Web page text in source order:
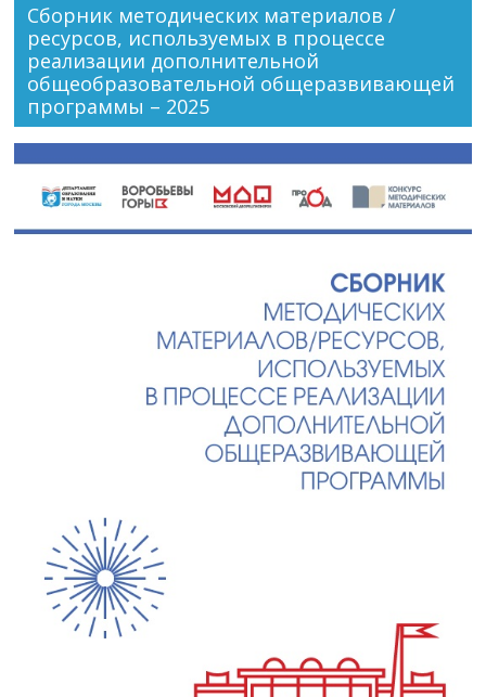
Сборник методических материалов /
ресурсов, используемых в процессе
реализации дополнительной
общеобразовательной общеразвивающей
программы – 2025